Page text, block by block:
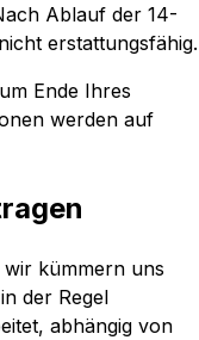
Ablauf der 14-
erstattungsfähig.
Ende Ihres
werden auf
kümmern uns
der Regel
abhängig von